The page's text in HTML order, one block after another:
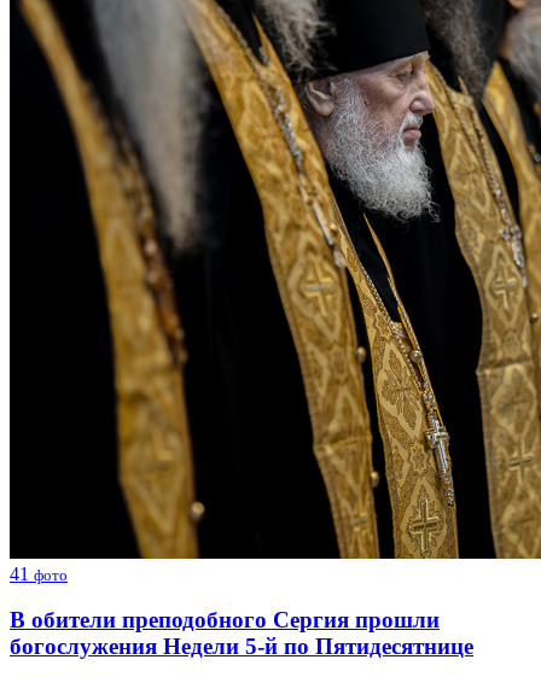
41 фото
В обители преподобного Сергия прошли
богослужения Недели 5-й по Пятидесятнице